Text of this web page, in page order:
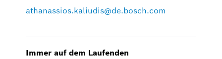
athanassios.kaliudis@de.bosch.com
Immer auf dem Laufenden